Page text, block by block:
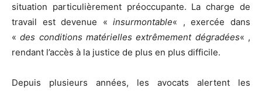
situation particulièrement préoccupante. La charge de
travail est devenue «insurmontable« , exercée dans
«des conditions matérielles extrêmement dégradées« ,
rendant l’accès à la justice de plus en plus difficile.
Depuis plusieurs années, les avocats alertent les